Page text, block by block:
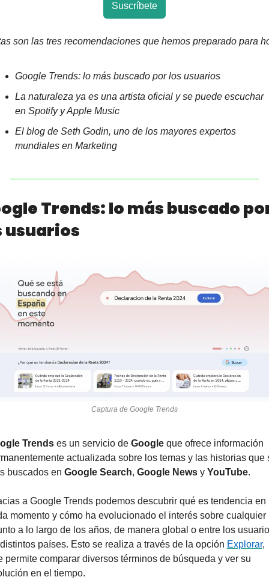
Suscríbete
son las tres recomendaciones que hemos preparado para
Google Trends: lo más buscado por los usuarios
La naturaleza ya es una artista oficial y se puede escuchar
en Spotify y Apple Music
El blog de Seth Godin, uno de los mayores expertos
mundiales en Marketing
Trends: lo más buscado
usuarios
Captura de Google Trends
Trends es un servicio de Google que ofrece información
actualizada sobre los temas y las historias que
buscados en Google Search, Google News y YouTube.
a Google Trends podemos descubrir qué es tendencia en
momento y cómo ha evolucionado el interés sobre cualquier
a lo largo de los años, de manera global o entre los
países. Esto se realiza a través de la opción Explorar,
permite comparar diversos términos de búsqueda y ver su
en el tiempo.